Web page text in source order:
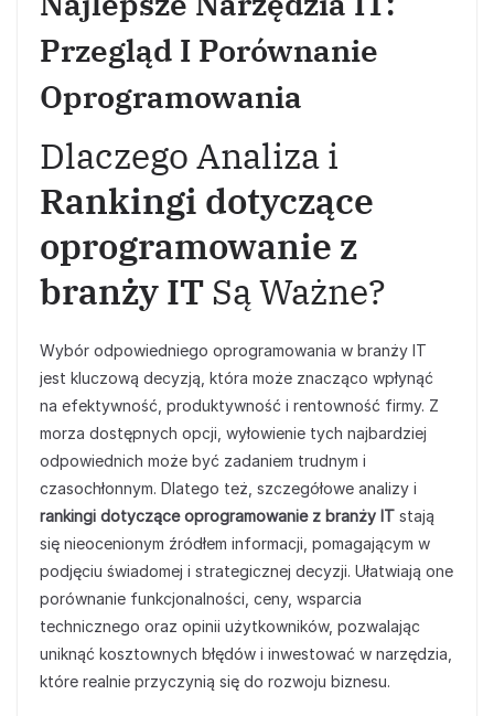
Przegląd I Porównanie
Oprogramowania
Dlaczego Analiza i
Rankingi dotyczące
oprogramowanie z
branży IT Są Ważne?
Wybór odpowiedniego oprogramowania w branży IT
jest kluczową decyzją, która może znacząco wpłynąć
na efektywność, produktywność i rentowność firmy. Z
morza dostępnych opcji, wyłowienie tych najbardziej
odpowiednich może być zadaniem trudnym i
czasochłonnym. Dlatego też, szczegółowe analizy i
rankingi dotyczące oprogramowanie z branży IT stają
się nieocenionym źródłem informacji, pomagającym w
podjęciu świadomej i strategicznej decyzji. Ułatwiają one
porównanie funkcjonalności, ceny, wsparcia
technicznego oraz opinii użytkowników, pozwalając
uniknąć kosztownych błędów i inwestować w narzędzia,
które realnie przyczynią się do rozwoju biznesu.